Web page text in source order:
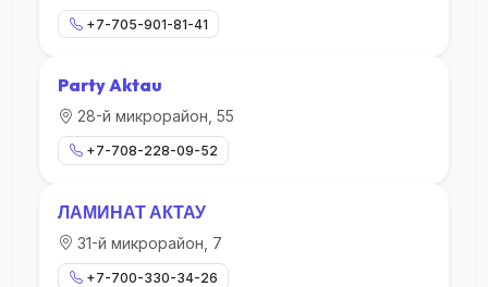
+7-705-901-81-41
Party Aktau
28-й микрорайон, 55
+7-708-228-09-52
ЛАМИНАТ АКТАУ
31-й микрорайон, 7
+7-700-330-34-26